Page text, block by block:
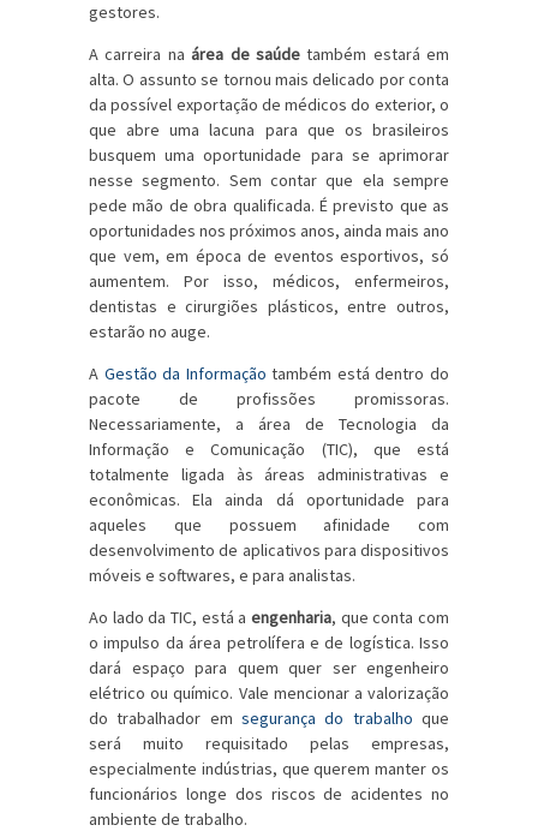
gestores.
A carreira naárea de saúdetambém estará em
alta. O assunto se tornou mais delicado por conta
da possível exportação de médicos do exterior, o
que abre uma lacuna para que os brasileiros
busquem uma oportunidade para se aprimorar
nesse segmento. Sem contar que ela sempre
pede mão de obra qualificada. É previsto que as
oportunidades nos próximos anos, ainda mais ano
que vem, em época de eventos esportivos, só
aumentem. Por isso, médicos, enfermeiros,
dentistas e cirurgiões plásticos, entre outros,
estarão no auge.
A Gestão da Informação também está dentro do
pacote de profissões promissoras.
Necessariamente, a área de Tecnologia da
Informação e Comunicação (TIC), que está
totalmente ligada às áreas administrativas e
econômicas. Ela ainda dá oportunidade para
aqueles que possuem afinidade com
desenvolvimento de aplicativos para dispositivos
móveis e softwares, e para analistas.
Ao lado da TIC, está a engenharia, que conta com
o impulso da área petrolífera e de logística. Isso
dará espaço para quem quer ser engenheiro
elétrico ou químico. Vale mencionar a valorização
do trabalhador em segurança do trabalho que
será muito requisitado pelas empresas,
especialmente indústrias, que querem manter os
funcionários longe dos riscos de acidentes no
ambiente de trabalho.